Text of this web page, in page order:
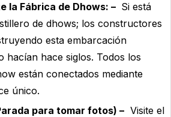
la Fábrica de Dhows: – Si está
de dhows; los constructores
esta embarcación
hacían hace siglos. Todos los
están conectados mediante
único.
para tomar fotos) – Visite el